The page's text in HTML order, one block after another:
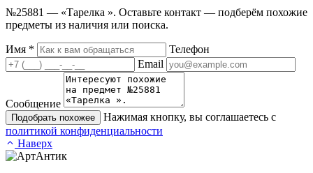
№25881 — «Тарелка ». Оставьте контакт — подберём похожие
предметы из наличия или поиска.
Имя *
Телефон
Email
Сообщение
Подобрать похожее
Нажимая кнопку, вы соглашаетесь с
политикой конфиденциальности
Наверх